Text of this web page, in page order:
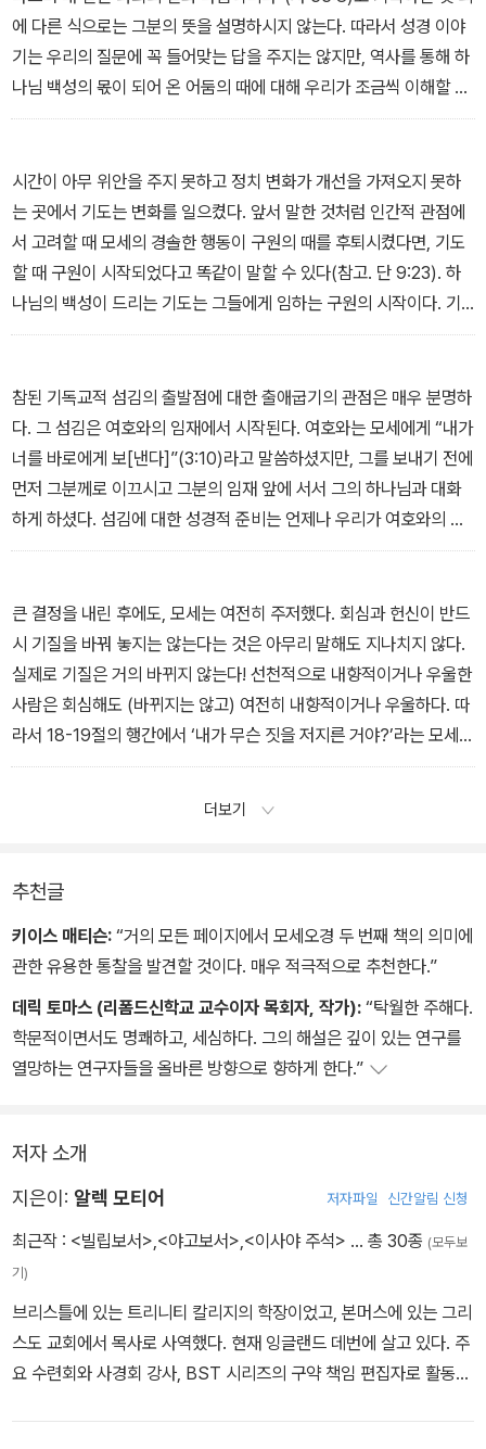
의 모습으로 시작해서(1:11) 똑같은 백성이 이제는 해방되어 자신들
의 하나님이 거하실 장막을 건축하는 모습으로 끝난다(35-40장).
출애굽기는 하나님의 어린 양에 대해 말하지만(12:1-12), 어린 양의
피 아래 피했던 그 사람들이 어떻게 돌아서서 금송아지를 만들고 숭
후에는 동행하시며(13-17장) 최종적으로는 그분의 백성 가운데 내주
하시는(29:42-46) 하나님의 은혜에 관한 책이다. 그 중심에 성경의
근본 진리인 은혜와 율법이 있다(19-24장).
_서론 중에서
에 다른 식으로는 그분의 뜻을 설명하시지 않는다. 따라서 성경 이야
기는 우리의 질문에 꼭 들어맞는 답을 주지는 않지만, 역사를 통해 하
나님 백성의 몫이 되어 온 어둠의 때에 대해 우리가 조금씩 이해할 수
있는 틀과 맥락을 제공한다. 그분의 백성이 이집트에 오기까지 하나
이 이후의 사건들에 빛을 비추어 주며 처음부터 끝까지 일하고 계시
는 하나님의 손길을 보여 준다는 사실을 발견할 것이다. 우리는 하나
님이 그분의 계획을 그분의 방식과 척도대로, 그분의 시간 계획과 지
혜에 따라 행하시는 모습을 보게 된다. 그리고 비록 어두운 때였다 할
지라도 아무 문제가 없었으며 만사는 계획되어 있었고 이후로도 다
잘되리라고 확신하게 된다.
시간이 아무 위안을 주지 못하고 정치 변화가 개선을 가져오지 못하
는 곳에서 기도는 변화를 일으켰다. 앞서 말한 것처럼 인간적 관점에
서 고려할 때 모세의 경솔한 행동이 구원의 때를 후퇴시켰다면, 기도
할 때 구원이 시작되었다고 똑같이 말할 수 있다(참고. 단 9:23). 하
나님의 백성이 드리는 기도는 그들에게 임하는 구원의 시작이다. 기
도가 하나님을 그 상황 속으로 끌어들이기 때문이다.
참된 기독교적 섬김의 출발점에 대한 출애굽기의 관점은 매우 분명하
다. 그 섬김은 여호와의 임재에서 시작된다. 여호와는 모세에게 “내가
너를 바로에게 보[낸다]”(3:10)라고 말씀하셨지만, 그를 보내기 전에
먼저 그분께로 이끄시고 그분의 임재 앞에 서서 그의 하나님과 대화
하게 하셨다. 섬김에 대한 성경적 준비는 언제나 우리가 여호와의 임
재 속에 머무는 데 있다.
큰 결정을 내린 후에도, 모세는 여전히 주저했다. 회심과 헌신이 반드
시 기질을 바꿔 놓지는 않는다는 것은 아무리 말해도 지나치지 않다.
실제로 기질은 거의 바뀌지 않는다! 선천적으로 내향적이거나 우울한
사람은 회심해도 (바뀌지는 않고) 여전히 내향적이거나 우울하다. 따
라서 18-19절의 행간에서 ‘내가 무슨 짓을 저지른 거야?’라는 모세의
당황스런 생각을 읽어 냈다면 정확하게 본 것이다. 여호와는 자비롭
더보기
추천글
키이스 매티슨: “거의 모든 페이지에서 모세오경 두 번째 책의 의미에
관한 유용한 통찰을 발견할 것이다. 매우 적극적으로 추천한다.”
데릭 토마스 (리폼드신학교 교수이자 목회자, 작가): “탁월한 주해다.
학문적이면서도 명쾌하고, 세심하다. 그의 해설은 깊이 있는 연구를
열망하는 연구자들을 올바른 방향으로 향하게 한다.”
저자 소개
지은이: 알렉 모티어 저자파일 신간알림 신청
최근작 : <빌립보서> <야고보서> <이사야 주석> … 총 30종 (모두보
기)
브리스틀에 있는 트리니티 칼리지의 학장이었고, 본머스에 있는 그리
스도 교회에서 목사로 사역했다. 현재 잉글랜드 데번에 살고 있다. 주
요 수련회와 사경회 강사, BST 시리즈의 구약 책임 편집자로 활동하